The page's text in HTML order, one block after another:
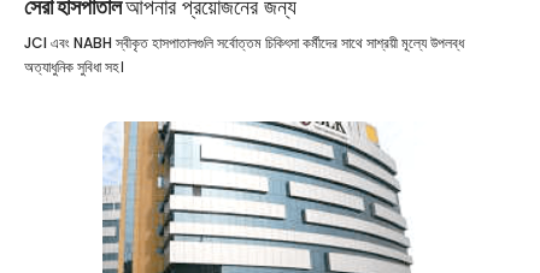
সেরা হাসপাতালআপনার প্রয়োজনের জন্য
JCI এবং NABH স্বীকৃত হাসপাতালগুলি সর্বোত্তম চিকিৎসা কর্মীদের সাথে সাশ্রয়ী মূল্যে উপলব্ধ
অত্যাধুনিক সুবিধা সহ।